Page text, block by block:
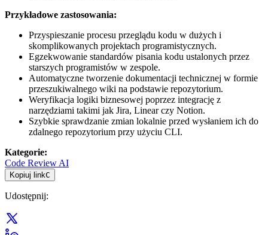
Przykładowe zastosowania:
Przyspieszanie procesu przeglądu kodu w dużych i
skomplikowanych projektach programistycznych.
Egzekwowanie standardów pisania kodu ustalonych przez
starszych programistów w zespole.
Automatyczne tworzenie dokumentacji technicznej w formie
przeszukiwalnego wiki na podstawie repozytorium.
Weryfikacja logiki biznesowej poprzez integrację z
narzędziami takimi jak Jira, Linear czy Notion.
Szybkie sprawdzanie zmian lokalnie przed wysłaniem ich do
zdalnego repozytorium przy użyciu CLI.
Kategorie:
Code Review AI
Kopiuj linkC
Udostępnij: